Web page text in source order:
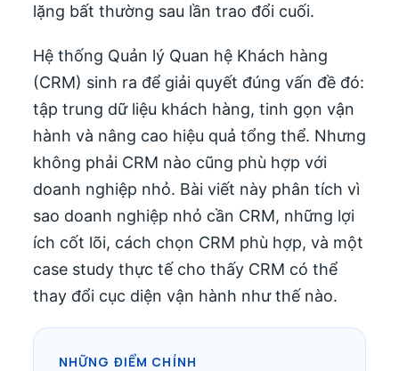
lặng bất thường sau lần trao đổi cuối.
Hệ thống Quản lý Quan hệ Khách hàng
(CRM) sinh ra để giải quyết đúng vấn đề đó:
tập trung dữ liệu khách hàng, tinh gọn vận
hành và nâng cao hiệu quả tổng thể. Nhưng
không phải CRM nào cũng phù hợp với
doanh nghiệp nhỏ. Bài viết này phân tích vì
sao doanh nghiệp nhỏ cần CRM, những lợi
ích cốt lõi, cách chọn CRM phù hợp, và một
case study thực tế cho thấy CRM có thể
thay đổi cục diện vận hành như thế nào.
NHỮNG ĐIỂM CHÍNH